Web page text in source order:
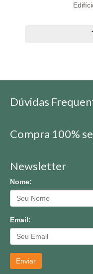
Dúvidas
Compra 100%
Newsletter
Nome:
Email:
Enviar